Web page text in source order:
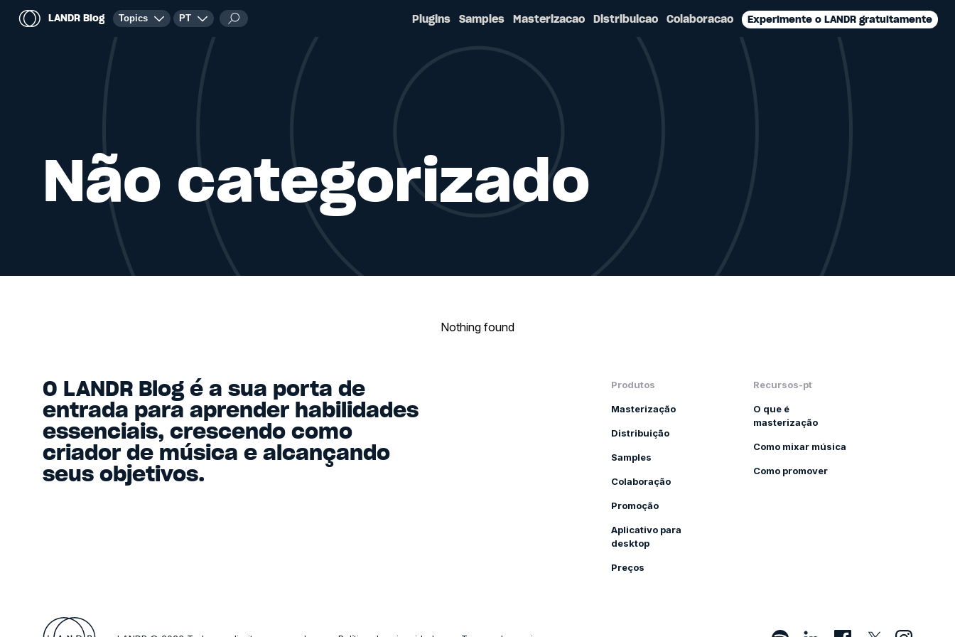
LANDR Blog Topics PT Plugins Samples Masterizacao Distribuicao Colaboracao Experimente o LANDR gratuitamente
Não categorizado
Nothing found
O LANDR Blog é a sua porta de
entrada para aprender habilidades
essenciais, crescendo como
criador de música e alcançando
seus objetivos.
Produtos
Masterização
Distribuição
Samples
Colaboração
Promoção
Aplicativo para
desktop
Preços
Recursos-pt
O que é
masterização
Como mixar música
Como promover